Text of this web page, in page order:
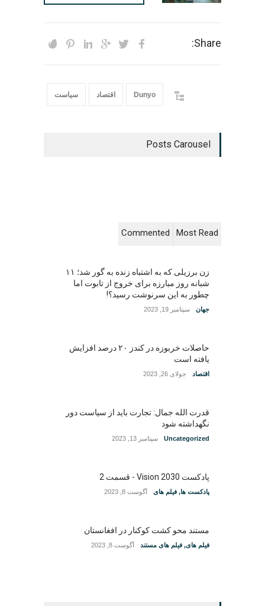
Share:
Dunyo اقتصاد سیاست
Posts Carousel
Most Read
Commented
زن برزیلی که به اشتباه زنده به گور شد؛ ۱۱
شبانه روز مبارزه برای خروج از تابوت اما
چطور به این سرنوشت رسید؟!
جهان سپتامبر 19, 2023
حاصلات خربوزه در کندز ۲۰ درصد افزایش
یافته است
اقتصاد جولای 26, 2023
قدرت الله جمال: تجارت باید از سیاست دور
نگهداشته شود
Uncategorized سپتامبر 13, 2023
پادکست Vision 2030 - قسمت 2
پادکست ها, فیلم های آگوست 8, 2023
مستند محو کشت کوکنار در افغانستان
فیلم های, فیلم های مستند آگوست 8, 2023